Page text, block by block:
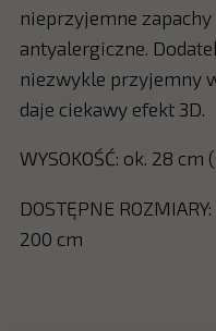
nieprzyjemne
antyalergiczne.
niezwykle przyjemny
daje ciekawy efekt 3D.
WYSOKOŚĆ: ok. 28 cm
DOSTĘPNE
200 cm